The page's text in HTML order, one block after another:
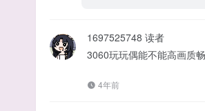
1697525748 读者
3060玩玩偶能不能高画质
4年前